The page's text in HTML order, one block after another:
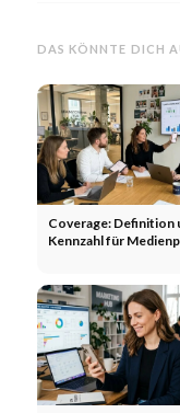
DAS KÖNNTE DICH
Coverage: Definition
Kennzahl für